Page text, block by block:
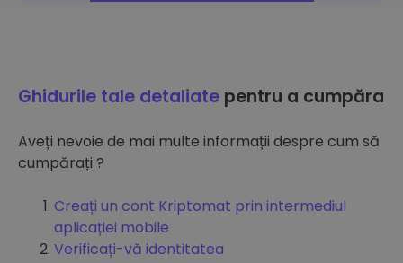
Ghidurile tale detaliate pentru a cumpăra
Aveți nevoie de mai multe informații despre cum să
cumpărați ?
Creați un cont Kriptomat prin intermediul
aplicației mobile
Verificați-vă identitatea